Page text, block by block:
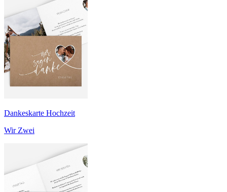
Dankeskarte Hochzeit
Wir Zwei